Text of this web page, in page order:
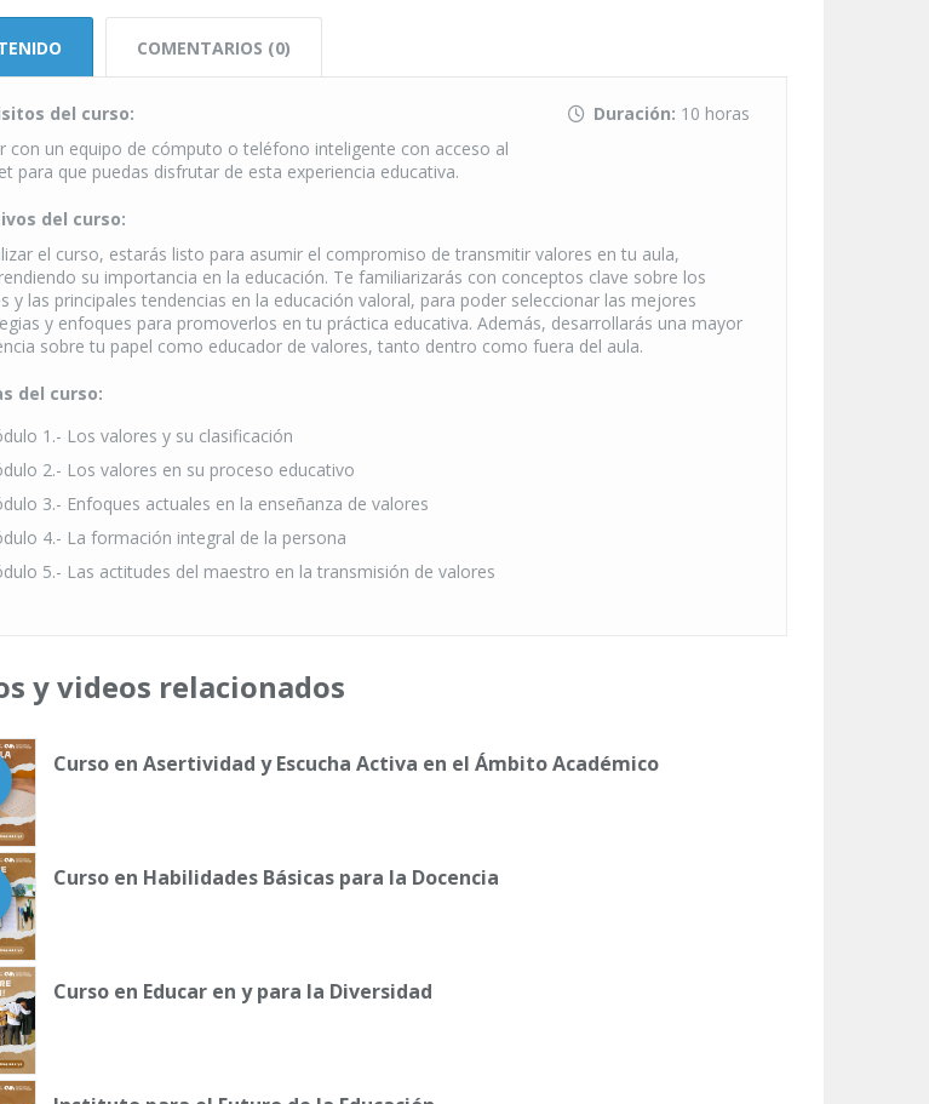
COMENTARIOS (0)
Duración: 10 horas
del curso:
con un equipo de cómputo o teléfono inteligente con acceso al
para que puedas disfrutar de esta experiencia educativa.
del curso:
el curso, estarás listo para asumir el compromiso de transmitir valores en tu aula,
su importancia en la educación. Te familiarizarás con conceptos clave sobre los
y las principales tendencias en la educación valoral, para poder seleccionar las mejores
y enfoques para promoverlos en tu práctica educativa. Además, desarrollarás una mayor
sobre tu papel como educador de valores, tanto dentro como fuera del aula.
del curso:
1.- Los valores y su clasificación
2.- Los valores en su proceso educativo
3.- Enfoques actuales en la enseñanza de valores
4.- La formación integral de la persona
5.- Las actitudes del maestro en la transmisión de valores
y videos relacionados
Curso en Asertividad y Escucha Activa en el Ámbito Académico
Curso en Habilidades Básicas para la Docencia
Curso en Educar en y para la Diversidad